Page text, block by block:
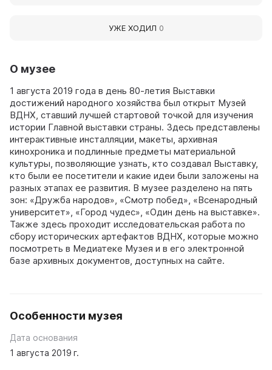
О музее
1 августа 2019 года в день 80-летия Выставки
достижений народного хозяйства был открыт Музей
ВДНХ, ставший лучшей стартовой точкой для изучения
истории Главной выставки страны. Здесь представлены
интерактивные инсталляции, макеты, архивная
кинохроника и подлинные предметы материальной
культуры, позволяющие узнать, кто создавал Выставку,
кто были ее посетители и какие идеи были заложены на
разных этапах ее развития. В музее разделено на пять
зон: «Дружба народов», «Смотр побед», «Всенародный
университет», «Город чудес», «Один день на выставке».
Также здесь проходит исследовательская работа по
сбору исторических артефактов ВДНХ, которые можно
посмотреть в Медиатеке Музея и в его электронной
базе архивных документов, доступных на сайте.
Особенности музея
Дата основания
1 августа 2019 г.
УЖЕ ХОДИЛ 0